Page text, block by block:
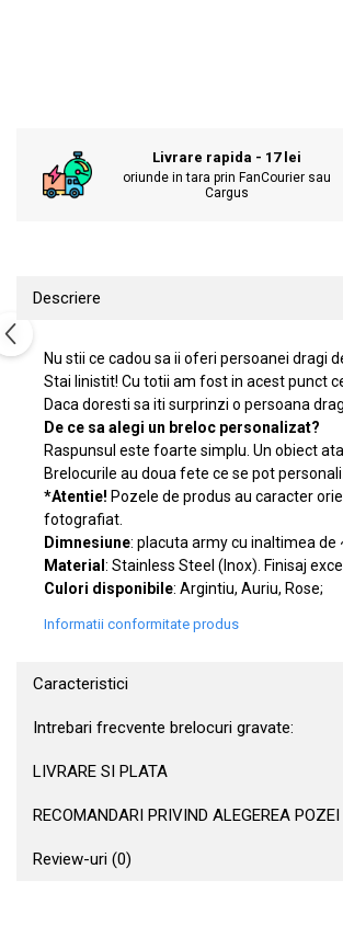
Pentru iubit
Brelocuri cu mesaje amuzante
25 ani
60 ani
Livrare rapida - 17 lei
oriunde in tara prin FanCourier sau
Cargus
Descriere
Nu stii ce cadou sa ii oferi persoanei dragi
Stai linistit! Cu totii am fost in acest punct
Daca doresti sa iti surprinzi o persoana
De ce sa alegi un breloc personalizat?
Raspunsul este foarte simplu. Un obiect
Brelocurile au doua fete ce se pot
*Atentie! Pozele de produs au caracter
fotografiat.
Dimnesiune: placuta army cu inaltimea de
Material : Stainless Steel (Inox). Finisaj
Culori disponibile: Argintiu, Auriu, Rose;
Informatii conformitate produs
Caracteristici
Intrebari frecvente brelocuri gravate:
LIVRARE SI PLATA
RECOMANDARI PRIVIND ALEGEREA
Review-uri (0)